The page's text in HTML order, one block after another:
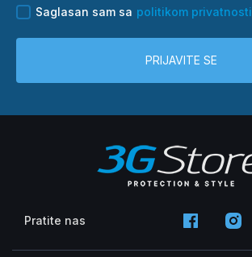
Saglasan sam sa politikom privatnosti
PRIJAVITE SE
Pratite nas